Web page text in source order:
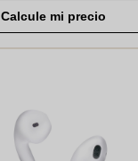
Calcule mi precio